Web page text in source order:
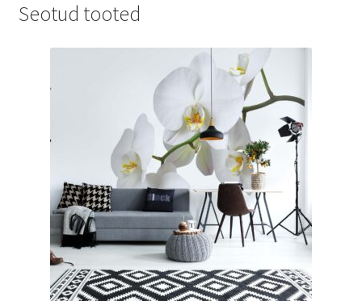
Seotud tooted